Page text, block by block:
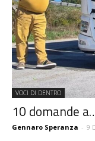
VOCI DI DENTRO
10 domande
Gennaro Speranza - 9